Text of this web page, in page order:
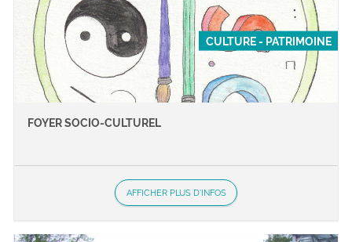
CULTURE - PATRIMOINE
FOYER SOCIO-CULTUREL
AFFICHER PLUS D'INFOS